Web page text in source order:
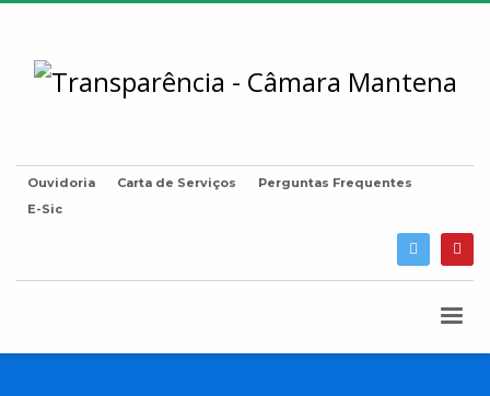
Ouvidoria Carta de Serviços
Perguntas Frequentes
E-Sic